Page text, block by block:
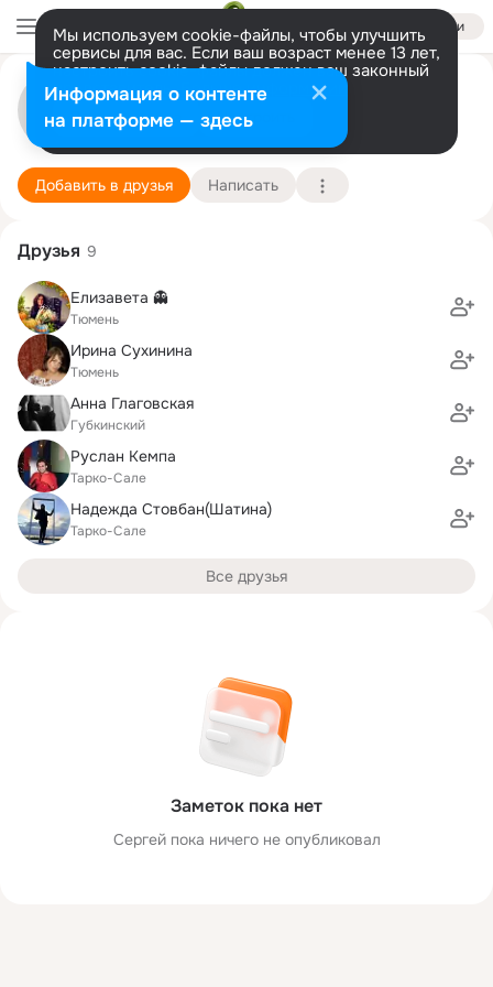
Войти
Мы используем cookie-файлы, чтобы улучшить
сервисы для вас. Если ваш возраст менее 13 лет,
настроить cookie-файлы должен ваш законный
представитель. Больше информации
Разрешить все Настроить
Сергей Комиссаров
Тюмень 10 ноября (42 года) Подробнее
Добавить в друзья Написать
Заметок пока нет
Сергей пока ничего не опубликовал
Друзья 9
Елизавета 👻
Тюмень
Ирина Сухинина
Тюмень
Анна Глаговская
Губкинский
Руслан Кемпа
Тарко-Сале
Надежда Стовбан(Шатина)
Тарко-Сале
Все друзья
Информация о контенте
на платформе — здесь